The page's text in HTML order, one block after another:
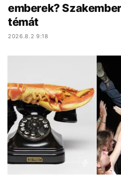
emberek?
témát
2026.8.2 9:18